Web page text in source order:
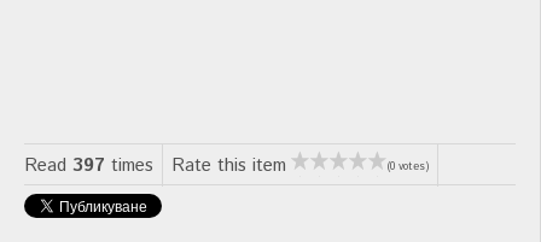
Read 397 times Rate this item (0 votes)